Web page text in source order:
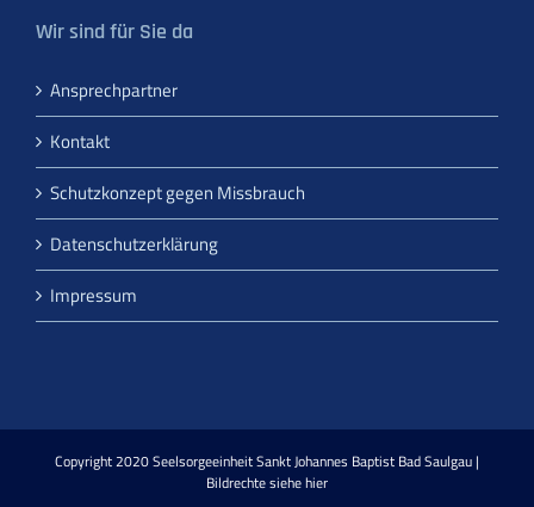
Wir sind für Sie da
Ansprechpartner
Kontakt
Schutzkonzept gegen Missbrauch
Datenschutzerklärung
Impressum
Copyright 2020 Seelsorgeeinheit Sankt Johannes Baptist Bad Saulgau |
Bildrechte siehe hier